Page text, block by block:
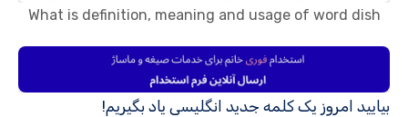
What is definition, meaning and usage of word dish
بیایید امروز یک کلمه جدید انگلیسی یاد بگیریم!